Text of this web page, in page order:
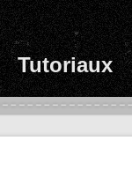
Tutoriaux